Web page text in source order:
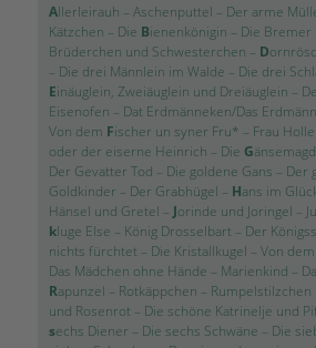
Allerleirauh – Aschenputtel – Der arme
Kätzchen – Die Bienenkönigin – Die Bremer
Brüderchen und Schwesterchen – D
– Die drei Männlein im Walde – Die drei
Einäuglein, Zweiäuglein und Dreiäuglein –
Eisenofen – Dat Erdmänneken/Das
Von dem Fischer un syner Fru* – Frau Holle
oder der eiserne Heinrich – Die Gänsemagd
Der Gevatter Tod – Die goldene Gans – Der
Goldkinder – Der Grabhügel – Hans im
Hänsel und Gretel – Jorinde und Joringel –
kluge Else – König Drosselbart – Der
nichts fürchtet – Die Kristallkugel – Von dem
Das Mädchen ohne Hände – Marienkind –
Rapunzel – Rotkäppchen – Rumpelstilzchen
und Rosenrot – Die schöne Katrinelje und
sechs Diener – Die sechs Schwäne – Die